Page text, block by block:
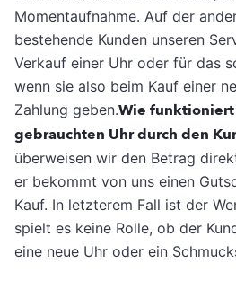
Momentaufnahme. Auf der
bestehende Kunden unseren
Verkauf einer Uhr oder für das
wenn sie also beim Kauf einer
Zahlung geben.Wie
gebrauchten Uhr durch den
überweisen wir den Betrag
er bekommt von uns einen
Kauf. In letzterem Fall ist der
spielt es keine Rolle, ob der
eine neue Uhr oder ein